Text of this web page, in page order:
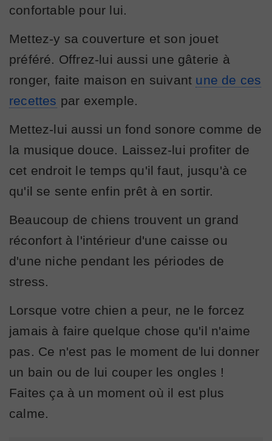
confortable pour lui.
Mettez-y sa couverture et son jouet
préféré. Offrez-lui aussi une gâterie à
ronger, faite maison en suivant une de ces
recettes par exemple.
Mettez-lui aussi un fond sonore comme de
la musique douce. Laissez-lui profiter de
cet endroit le temps qu'il faut, jusqu'à ce
qu'il se sente enfin prêt à en sortir.
Beaucoup de chiens trouvent un grand
réconfort à l'intérieur d'une caisse ou
d'une niche pendant les périodes de
stress.
Lorsque votre chien a peur, ne le forcez
jamais à faire quelque chose qu'il n'aime
pas. Ce n'est pas le moment de lui donner
un bain ou de lui couper les ongles !
Faites ça à un moment où il est plus
calme.